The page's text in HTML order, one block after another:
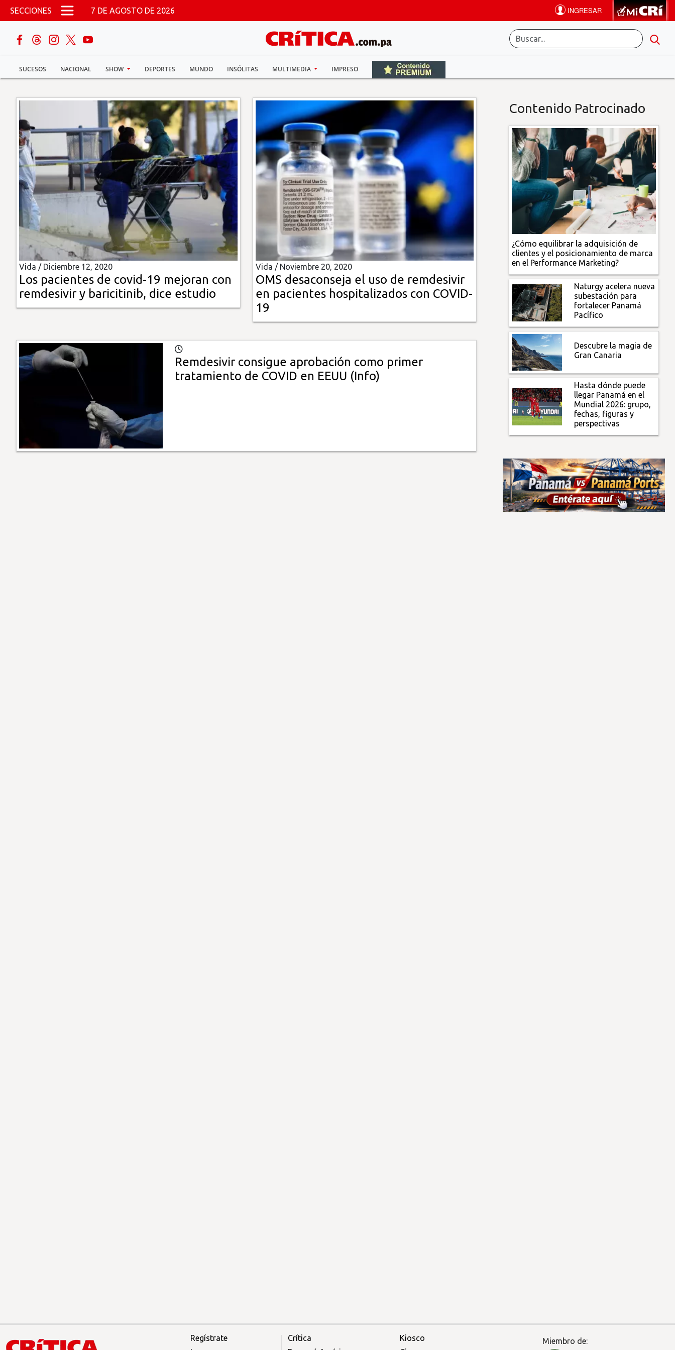
Pasar al contenido principal
SECCIONES 7 DE AGOSTO DE 2026
SUCESOS NACIONAL SHOW DEPORTES MUNDO INSÓLITAS MULTIMEDIA IMPRESO
buscar
Sucesos
Nacional
Política
Show
Deportes
Mundo
Insólitas
Multimedia
Impreso
Vida / Diciembre 12, 2020
Los pacientes de covid-19 mejoran con
remdesivir y baricitinib, dice estudio
Vida / Noviembre 20, 2020
OMS desaconseja el uso de remdesivir
en pacientes hospitalizados con COVID-
19
Remdesivir consigue aprobación como primer
tratamiento de COVID en EEUU (Info)
Contenido Patrocinado
¿Cómo equilibrar la adquisición de
clientes y el posicionamiento de marca
en el Performance Marketing?
Naturgy acelera nueva
subestación para
fortalecer Panamá
Pacífico
Descubre la magia de
Gran Canaria
Hasta dónde puede
llegar Panamá en el
Mundial 2026: grupo,
fechas, figuras y
perspectivas
Regístrate
Crítica
Kiosco
Miembro de: